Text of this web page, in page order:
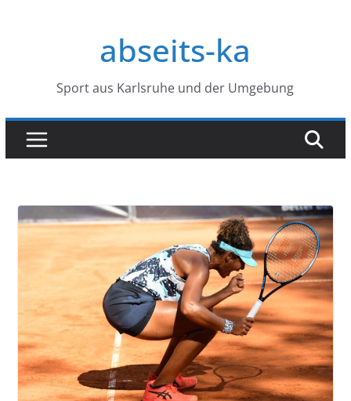
abseits-ka
Sport aus Karlsruhe und der Umgebung